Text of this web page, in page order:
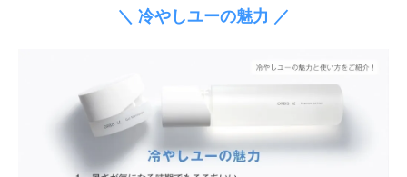
＼ 冷やしユーの魅力 ／